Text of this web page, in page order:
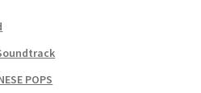
POPS